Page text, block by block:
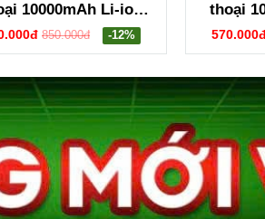
10000mAh Li-ion
25185 PB502
850.000đ -12%
thoại
màu